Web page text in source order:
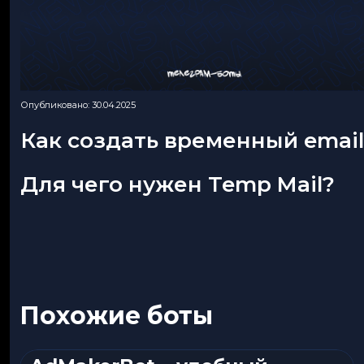
Опубликовано: 30.04.2025
Как создать временный
Для чего нужен Temp Mail?
Похожие боты